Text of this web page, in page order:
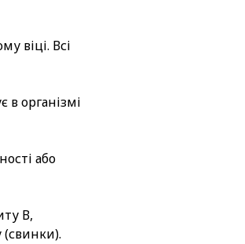
віці. Всі
організмі
або
В,
(свинки).